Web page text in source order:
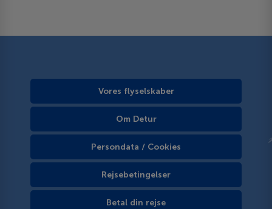
Vores flyselskaber
Om Detur
Persondata / Cookies
Rejsebetingelser
Betal din rejse